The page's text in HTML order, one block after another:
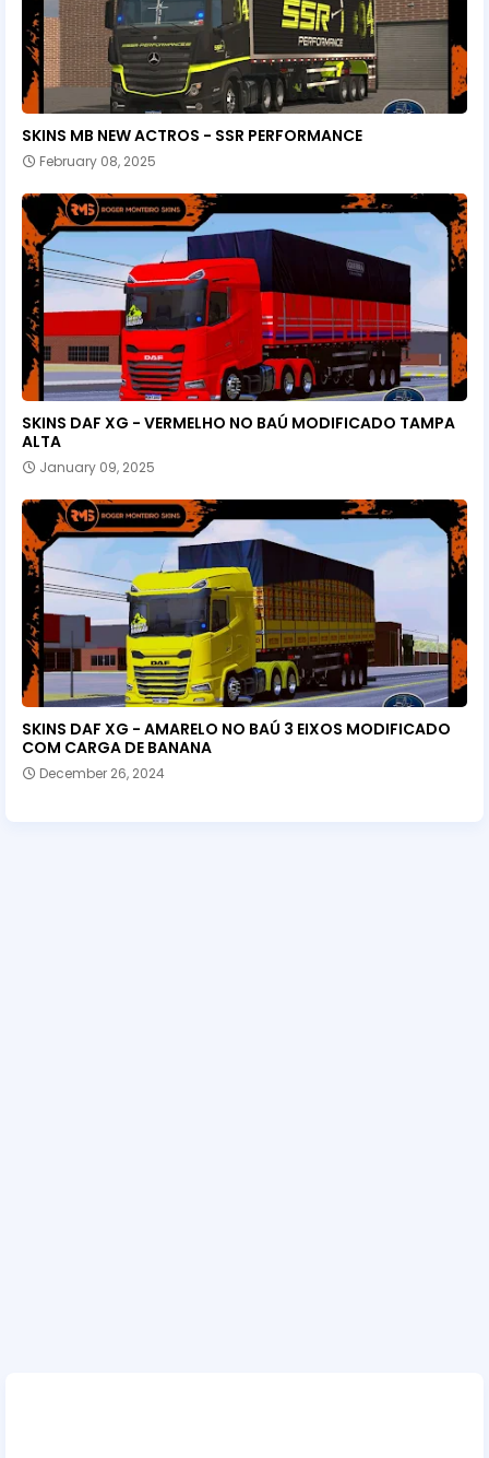
SKINS MB NEW ACTROS - SSR PERFORMANCE
February 08, 2025
SKINS DAF XG - VERMELHO NO BAÚ MODIFICADO TAMPA
ALTA
January 09, 2025
SKINS DAF XG - AMARELO NO BAÚ 3 EIXOS MODIFICADO
COM CARGA DE BANANA
December 26, 2024